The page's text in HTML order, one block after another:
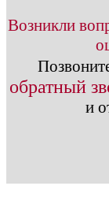
Возникли
обратный
и